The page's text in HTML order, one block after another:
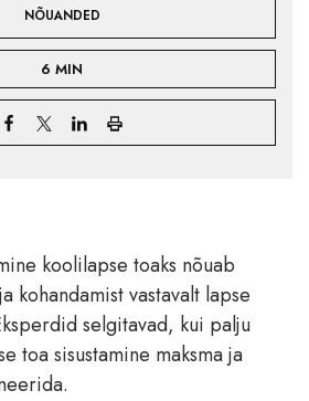
NÕUANDED
6 MIN
koolilapse toaks nõuab
kohandamist vastavalt lapse
selgitavad, kui palju
toa sisustamine maksma ja